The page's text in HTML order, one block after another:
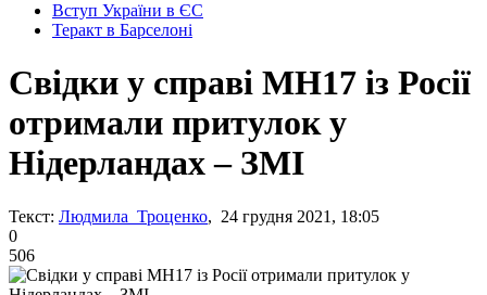
Вступ України в ЄС
Теракт в Барселоні
Свідки у справі MH17 із Росії
отримали притулок у
Нідерландах – ЗМІ
Текст: Людмила Троценко, 24 грудня 2021, 18:05
0
506